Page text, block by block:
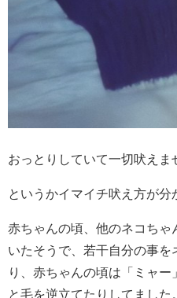
おっとりしていて一切吠えま
というかイマイチ吠え方が分
赤ちゃんの頃、他のネコち
いたそうで、若干自分の事
り、赤ちゃんの頃は「ミャー
と毛を逆立てたりしてました。